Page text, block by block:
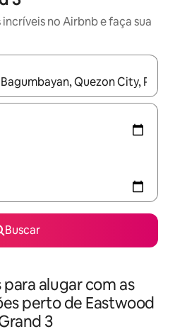
no Airbnb e faça sua
disponíveis, explore-os
Buscar
alugar com as
perto de Eastwood
3